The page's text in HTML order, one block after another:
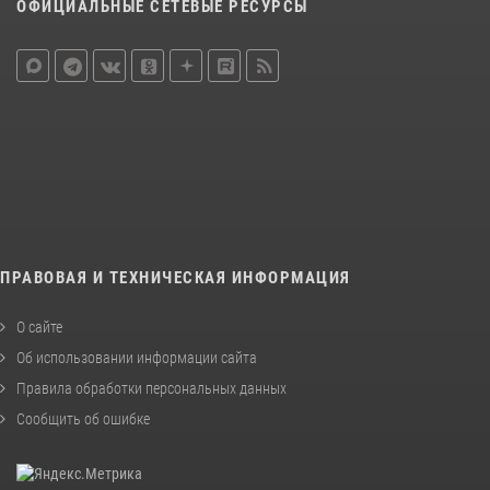
ОФИЦИАЛЬНЫЕ СЕТЕВЫЕ РЕСУРСЫ
ПРАВОВАЯ И ТЕХНИЧЕСКАЯ ИНФОРМАЦИЯ
О сайте
Об использовании информации сайта
Правила обработки персональных данных
Сообщить об ошибке